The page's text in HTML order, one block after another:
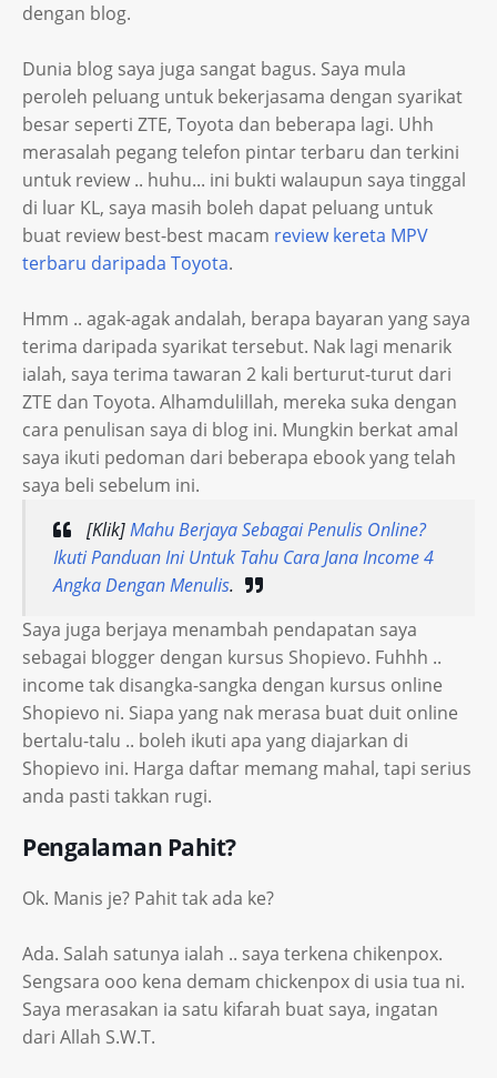
dengan blog.
Dunia blog saya juga sangat bagus. Saya mula
peroleh peluang untuk bekerjasama dengan syarikat
besar seperti ZTE, Toyota dan beberapa lagi. Uhh
merasalah pegang telefon pintar terbaru dan terkini
untuk review .. huhu... ini bukti walaupun saya tinggal
di luar KL, saya masih boleh dapat peluang untuk
buat review best-best macam review kereta MPV
terbaru daripada Toyota.
Hmm .. agak-agak andalah, berapa bayaran yang saya
terima daripada syarikat tersebut. Nak lagi menarik
ialah, saya terima tawaran 2 kali berturut-turut dari
ZTE dan Toyota. Alhamdulillah, mereka suka dengan
cara penulisan saya di blog ini. Mungkin berkat amal
saya ikuti pedoman dari beberapa ebook yang telah
saya beli sebelum ini.
[Klik]Mahu Berjaya Sebagai Penulis Online?
Ikuti Panduan Ini Untuk Tahu Cara Jana Income 4
Angka Dengan Menulis.
Saya juga berjaya menambah pendapatan saya
sebagai blogger dengan kursus Shopievo. Fuhhh ..
income tak disangka-sangka dengan kursus online
Shopievo ni. Siapa yang nak merasa buat duit online
bertalu-talu .. boleh ikuti apa yang diajarkan di
Shopievo ini. Harga daftar memang mahal, tapi serius
anda pasti takkan rugi.
Pengalaman Pahit?
Ok. Manis je? Pahit tak ada ke?
Ada. Salah satunya ialah .. saya terkena chikenpox.
Sengsara ooo kena demam chickenpox di usia tua ni.
Saya merasakan ia satu kifarah buat saya, ingatan
dari Allah S.W.T.